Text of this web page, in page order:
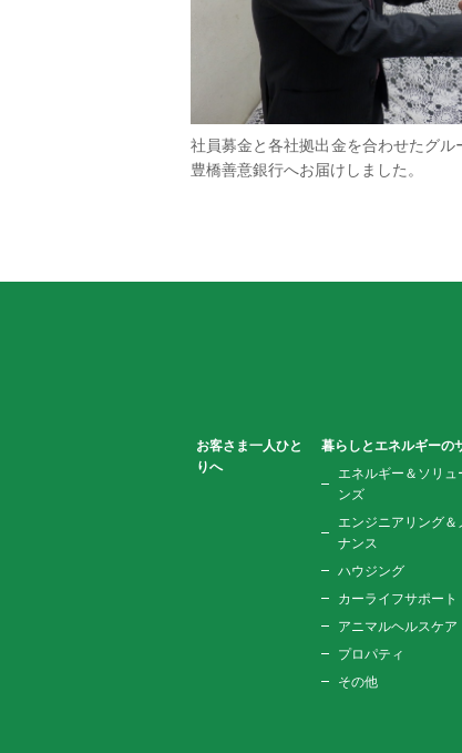
社員募金と各社拠出金を合わせたグ
豊橋善意銀行へお届けしました。
お客さま一人ひと
りへ
暮らしとエネルギーの
エネルギー＆ソリュ
ンズ
エンジニアリング＆
ナンス
ハウジング
カーライフサポート
アニマルヘルスケア
プロパティ
その他